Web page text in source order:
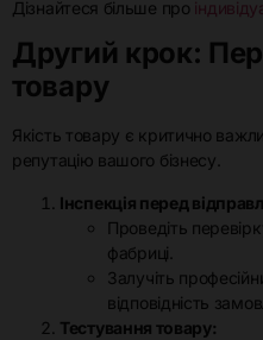
Дізнайтеся більше про
Другий крок:
товару
Якість товару є критично
репутацію вашого бізнесу.
Інспекція перед
Проведіть
фабриці.
Залучіть
відповідність
Тестування товару: